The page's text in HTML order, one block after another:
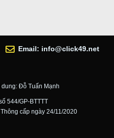
Email: info@click49.net
Đỗ Tuấn Mạnh
544/GP-BTTTT
cấp ngày 24/11/2020